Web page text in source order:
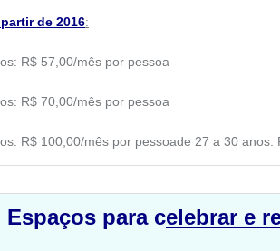
de 2016:
R$ 57,00/mês por pessoa
R$ 70,00/mês por pessoa
R$ 100,00/mês por pessoade 27 a 30 anos:
Espaços para celebrar e